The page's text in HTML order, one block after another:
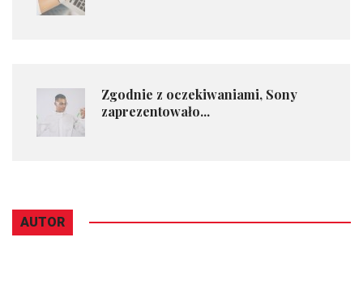
Zgodnie z oczekiwaniami, Sony
zaprezentowało...
AUTOR